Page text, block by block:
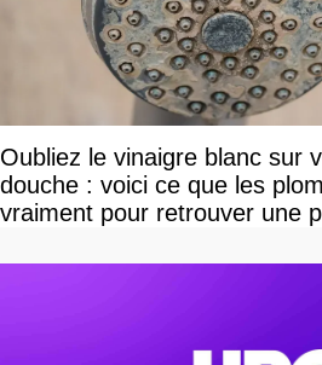
Oubliez le vinaigre blanc sur
douche : voici ce que les
vraiment pour retrouver une